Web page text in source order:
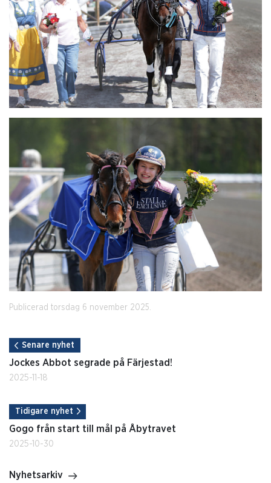
Publicerad torsdag 6 november 2025.
Senare nyhet
Jockes Abbot segrade på Färjestad!
2025-11-18
Tidigare nyhet
Gogo från start till mål på Åbytravet
2025-10-30
Nyhetsarkiv